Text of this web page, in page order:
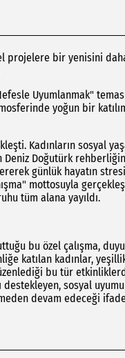
projelere bir yenisini
Uyumlanmak"
yoğun bir
Kadınların sosyal
Doğutürk
günlük hayatın
mottosuyla
tüm alana yayıldı.
bu özel çalışma,
katılan kadınlar,
bu tür
sosyal uyumu
devam edeceği